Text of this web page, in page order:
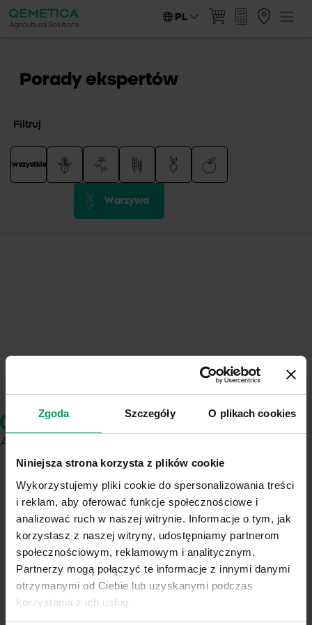
Zgoda Szczegóły O plikach cookies
Niniejsza strona korzysta z plików cookie
Wykorzystujemy pliki cookie do spersonalizowania treści
i reklam, aby oferować funkcje społecznościowe i
analizować ruch w naszej witrynie. Informacje o tym, jak
korzystasz z naszej witryny, udostępniamy partnerom
społecznościowym, reklamowym i analitycznym.
Partnerzy mogą połączyć te informacje z innymi danymi
otrzymanymi od Ciebie lub uzyskanymi podczas
korzystania z ich usług.
PL
Porady ekspertów
Filtruj
Wszystkie
Warzywa
ul. Chemików 1
37-310 Nowa Sarzyna
NIP: 8160001828
KRS: 0000103271
REGON: 000042352
Numer Rejestrowy BDO: 000025132